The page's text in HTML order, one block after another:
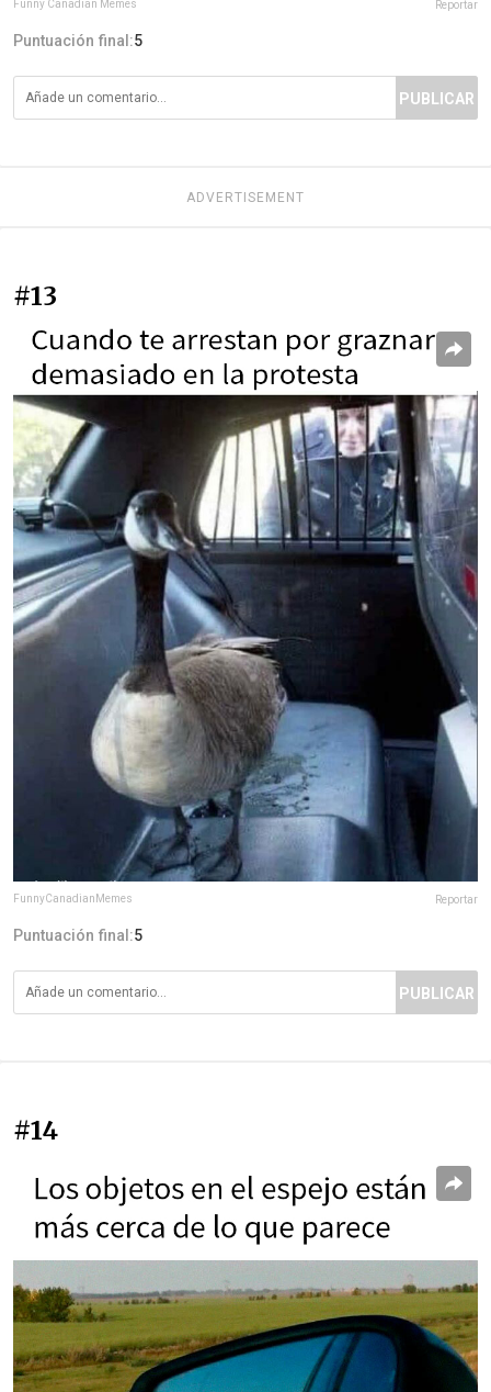
Funny Canadian Memes Reportar
Puntuación final:5
PUBLICAR
ADVERTISEMENT
#13
FunnyCanadianMemes Reportar
Puntuación final:5
PUBLICAR
#14